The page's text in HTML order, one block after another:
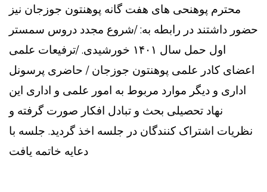
محترم پوهنحی های هفت گانه پوهنتون جوزجان نیز
حضور داشتند در رابطه به: /شروع مجدد دروس سمستر
اول حمل سال ۱۴۰۱ خورشیدی. /ترفیعات علمی
اعضای کادر علمی پوهنتون جوزجان / حاضری پرسونل
اداری و دیگر موارد مربوط به امور علمی و اداری این
نهاد تحصیلی بحث و تبادل افکار صورت گرفته و
نظریات اشتراک کنندگان در جلسه اخذ گردید. جلسه با
دعایه خاتمه یافت